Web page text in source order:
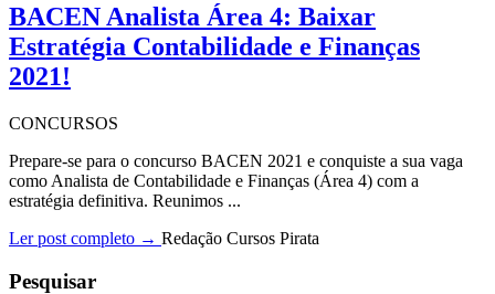
BACEN Analista Área 4: Baixar
Estratégia Contabilidade e Finanças
2021!
CONCURSOS
Prepare-se para o concurso BACEN 2021 e conquiste a sua vaga
como Analista de Contabilidade e Finanças (Área 4) com a
estratégia definitiva. Reunimos ...
Ler post completo → Redação Cursos Pirata
Pesquisar